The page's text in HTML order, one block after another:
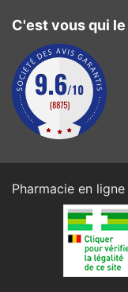
C'est vous qui
Pharmacie en